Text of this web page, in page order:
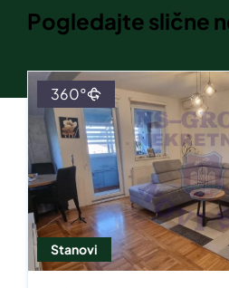
Pogledajte slične
Stanovi
360°